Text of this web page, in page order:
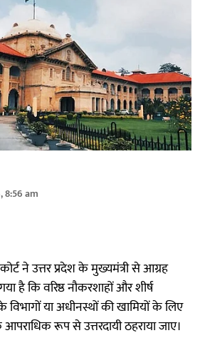
8:56 am
ने उत्तर प्रदेश के मुख्यमंत्री से आग्रह
कि वरिष्ठ नौकरशाहों और शीर्ष
विभागों या अधीनस्थों की खामियों के लिए
रूप से उत्तरदायी ठहराया जाए।